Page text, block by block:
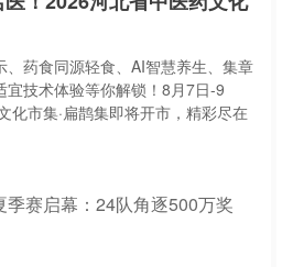
、药食同源轻食、AI智慧养生、集章
宜技术体验等你解锁！8月7日-9
化市集·扁鹊集即将开市，精彩尽在